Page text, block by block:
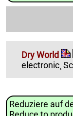
Dry World
electronic¸
Reduziere auf